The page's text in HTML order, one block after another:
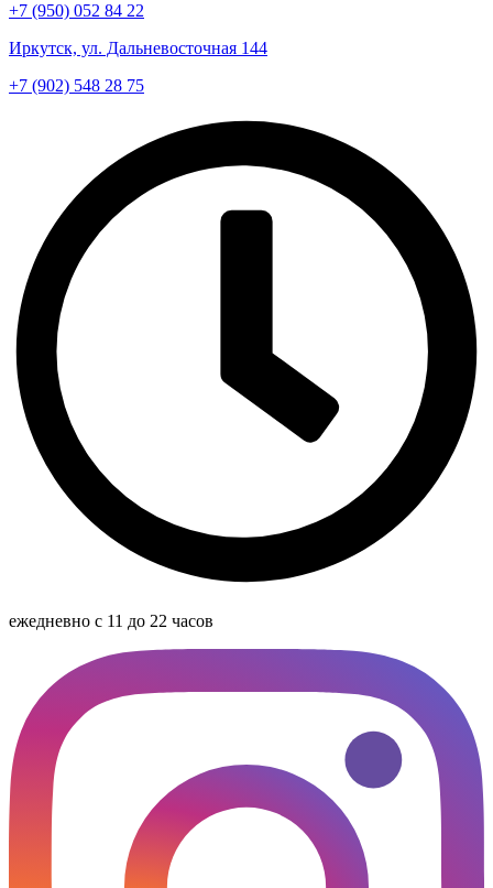
+7 (950) 052 84 22
Иркутск, ул. Дальневосточная 144
+7 (902) 548 28 75
ежедневно с 11 до 22 часов